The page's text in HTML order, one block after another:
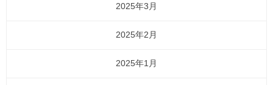
2025年3月
2025年2月
2025年1月